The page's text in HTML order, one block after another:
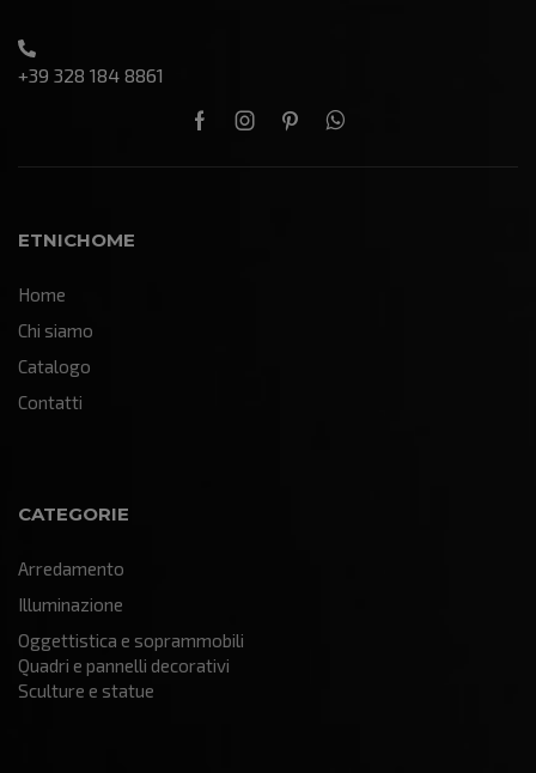
+39 328 184 8861
ETNICHOME
Home
Chi siamo
Catalogo
Contatti
CATEGORIE
Arredamento
Illuminazione
Oggettistica e soprammobili
Quadri e pannelli decorativi
Sculture e statue